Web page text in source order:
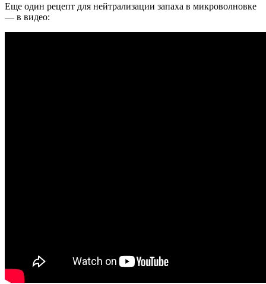
Еще один рецепт для нейтрализации запаха в микроволновке
— в видео: